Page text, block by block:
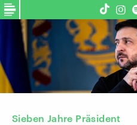
Sieben Jahre Präsident